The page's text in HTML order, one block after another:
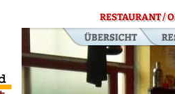
RESTAURANT /